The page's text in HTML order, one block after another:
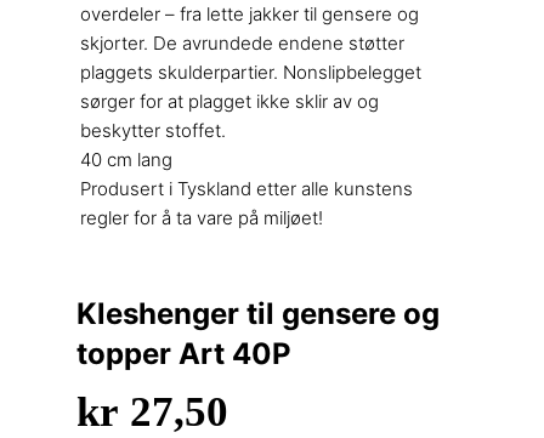
overdeler – fra lette jakker til gensere og
skjorter. De avrundede endene støtter
plaggets skulderpartier. Nonslipbelegget
sørger for at plagget ikke sklir av og
beskytter stoffet.
40 cm lang
Produsert i Tyskland etter alle kunstens
regler for å ta vare på miljøet!
Kleshenger til gensere og
topper Art 40P
kr 27,50